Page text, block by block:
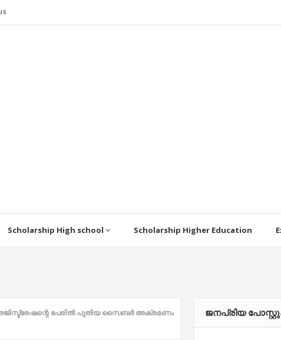
Scholarship High school Scholarship Higher Education
പേരിൽ പുതിയ സൈബർ അക്രമണം
ജനപ്രിയ